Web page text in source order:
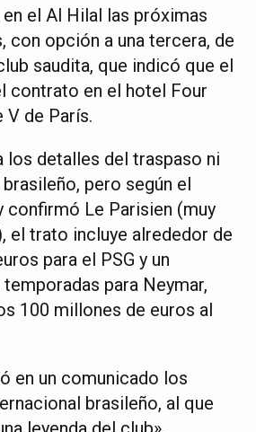
el Al Hilal las próximas
con opción a una tercera, de
saudita, que indicó que el
contrato en el hotel Four
V de París.
los detalles del traspaso ni
pero según el
confirmó Le Parisien (muy
el trato incluye alrededor de
para el PSG y un
para Neymar,
100 millones de euros al
en un comunicado los
brasileño, al que